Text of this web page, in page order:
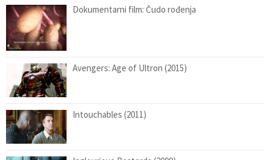
Dokumentarni film: Čudo rođenja
Avengers: Age of Ultron (2015)
Intouchables (2011)